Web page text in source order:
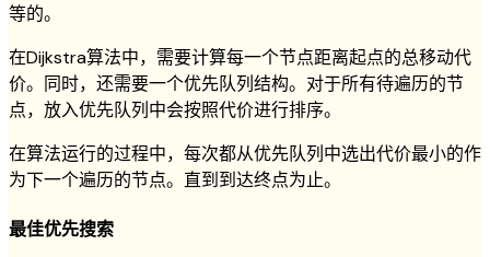
等的。
在Dijkstra算法中，需要计算每一个节点距离起点的总移动代
价。同时，还需要一个优先队列结构。对于所有待遍历的节
点，放入优先队列中会按照代价进行排序。
在算法运行的过程中，每次都从优先队列中选出代价最小的作
为下一个遍历的节点。直到到达终点为止。
最佳优先搜索